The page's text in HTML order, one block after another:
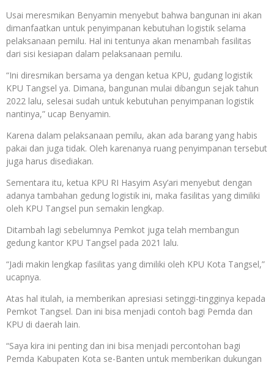
Usai meresmikan Benyamin menyebut bahwa bangunan ini akan
dimanfaatkan untuk penyimpanan kebutuhan logistik selama
pelaksanaan pemilu. Hal ini tentunya akan menambah fasilitas
dari sisi kesiapan dalam pelaksanaan pemilu.
“Ini diresmikan bersama ya dengan ketua KPU, gudang logistik
KPU Tangsel ya. Dimana, bangunan mulai dibangun sejak tahun
2022 lalu, selesai sudah untuk kebutuhan penyimpanan logistik
nantinya,” ucap Benyamin.
Karena dalam pelaksanaan pemilu, akan ada barang yang habis
pakai dan juga tidak. Oleh karenanya ruang penyimpanan tersebut
juga harus disediakan.
Sementara itu, ketua KPU RI Hasyim Asy’ari menyebut dengan
adanya tambahan gedung logistik ini, maka fasilitas yang dimiliki
oleh KPU Tangsel pun semakin lengkap.
Ditambah lagi sebelumnya Pemkot juga telah membangun
gedung kantor KPU Tangsel pada 2021 lalu.
“Jadi makin lengkap fasilitas yang dimiliki oleh KPU Kota Tangsel,”
ucapnya.
Atas hal itulah, ia memberikan apresiasi setinggi-tingginya kepada
Pemkot Tangsel. Dan ini bisa menjadi contoh bagi Pemda dan
KPU di daerah lain.
“Saya kira ini penting dan ini bisa menjadi percontohan bagi
Pemda Kabupaten Kota se-Banten untuk memberikan dukungan